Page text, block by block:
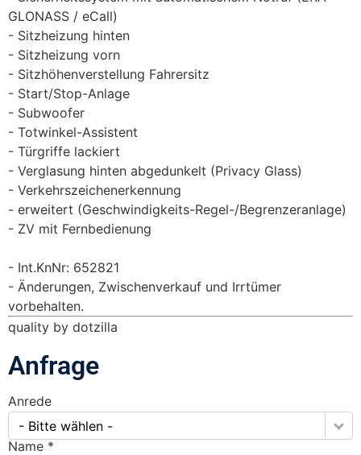
GLONASS / eCall)
Sitzheizung hinten
Sitzheizung vorn
Sitzhöhenverstellung Fahrersitz
Start/Stop-Anlage
Subwoofer
Totwinkel-Assistent
Türgriffe lackiert
Verglasung hinten abgedunkelt (Privacy Glass)
Verkehrszeichenerkennung
erweitert (Geschwindigkeits-Regel-/Begrenzeranlage)
ZV mit Fernbedienung
Int.KnNr: 652821
Änderungen, Zwischenverkauf und Irrtümer
vorbehalten.
quality by dotzilla
Anfrage
Anrede
- Bitte wählen -
Name *